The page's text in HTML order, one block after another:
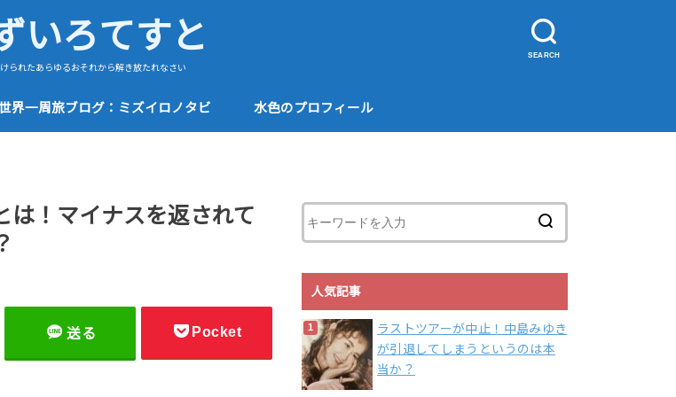
SEARCH
いろてすと
られたあらゆるおそれから解き放たれなさい
界一周旅ブログ：ミズイロノタビ 水色のプロフィール
は！マイナスを返されて
送る Pocket
人気記事
ラストツアーが中止！中島みゆき
が引退してしまうというのは本
当か？